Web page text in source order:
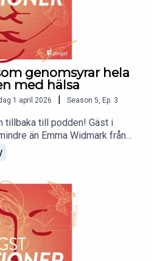
genomsyrar hela
med hälsa
1 april 2026 Season 5, Ep. 3
tillbaka till podden! Gäst i
än Emma Widmark från
själavård,
det goda samtalet och hur
tillväga om man vill starta ett
församling. Välkommen med.